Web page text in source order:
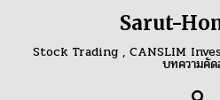
content
Sarut-
Stock Trading , CANSLIM
บทความคัด